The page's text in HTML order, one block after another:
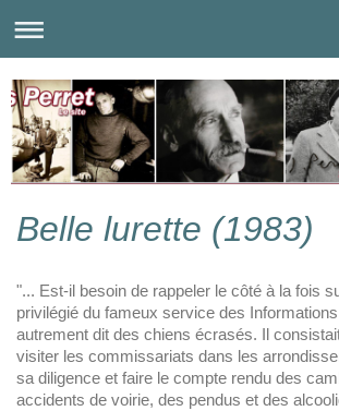
Belle lurette (1983)
"... Est-il besoin de rappeler le côté à la fois
privilégié du fameux service des
autrement dit des chiens écrasés. Il
visiter les commissariats dans les
sa diligence et faire le compte rendu des
accidents de voirie, des pendus et des